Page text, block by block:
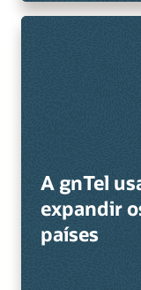
A gnTel
expandir
países